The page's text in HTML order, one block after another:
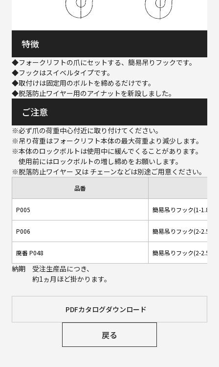
特徴
◆フォークリフトの爪にセットする、簡易吊りフックです。
◆フックはスイベルタイプです。
◆取付けは固定用のボルトを締めるだけです。
◆脱落防止ワイヤー用のアイナットを新設しました。
ご注意
※必ず爪の荷重中心付近に取り付けてください。
※吊り荷重はフォークリフト本体の最大荷重より減少します。
※本体のロックボルトは使用中に緩んでくることがあります。
使用前にはロックボルトの増し締めをお願いします。
※脱落防止ワイヤー 又は チェーンなどは別途ご用意ください。
品番
P005 簡易吊りフック(1-1.8t用)
P006 簡易吊りフック(2-2.5t用)
廃番 P048 簡易吊りフック(2-2.5t用)
納期 受注生産品につき、
約1ヵ月ほど掛かります。
PDFカタログダウンロード
戻る